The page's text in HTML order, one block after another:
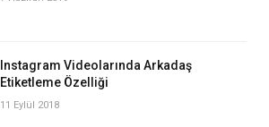
Instagram Videolarında Arkadaş
Etiketleme Özelliği
11 Eylül 2018